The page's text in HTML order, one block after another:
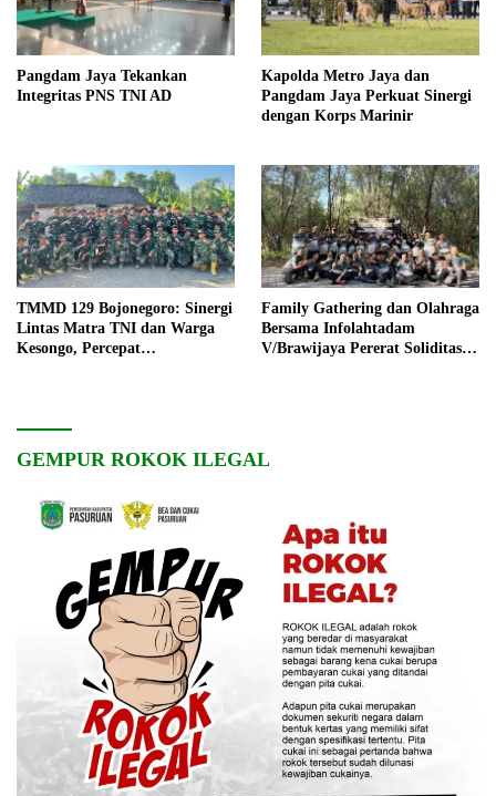
Pangdam Jaya Tekankan
Integritas PNS TNI AD
Kapolda Metro Jaya dan
Pangdam Jaya Perkuat Sinergi
dengan Korps Marinir
TMMD 129 Bojonegoro: Sinergi
Lintas Matra TNI dan Warga
Kesongo, Percepat
Family Gathering dan Olahraga
Bersama Infolahtadam
V/Brawijaya Pererat Soliditas
GEMPUR ROKOK ILEGAL